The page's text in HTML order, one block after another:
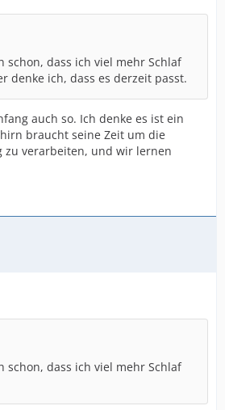
schon, dass ich viel mehr Schlaf
denke ich, dass es derzeit passt.
auch so. Ich denke es ist ein
braucht seine Zeit um die
zu verarbeiten, und wir lernen
schon, dass ich viel mehr Schlaf